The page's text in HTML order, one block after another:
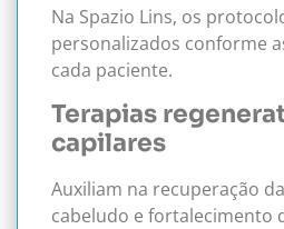
Na Spazio Lins, os
personalizados conforme
cada paciente.
Terapias
capilares
Auxiliam na recuperação
cabeludo e fortalecimento